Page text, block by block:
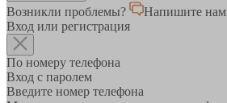
Возникли проблемы?
Напишите нам
Вход или регистрация
По номеру телефона
Вход с паролем
Введите номер телефона